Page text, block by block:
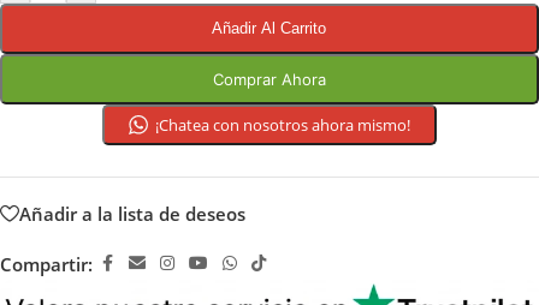
Añadir Al Carrito
Comprar Ahora
¡Chatea con nosotros ahora mismo!
Añadir a la lista de deseos
Compartir: